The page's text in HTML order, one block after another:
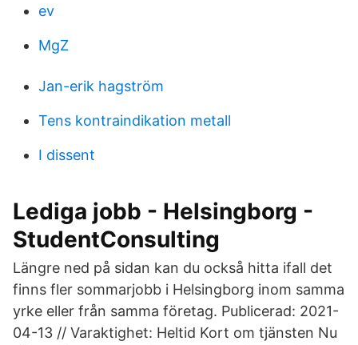
ev
MgZ
Jan-erik hagström
Tens kontraindikation metall
I dissent
Lediga jobb - Helsingborg -
StudentConsulting
Längre ned på sidan kan du också hitta ifall det
finns fler sommarjobb i Helsingborg inom samma
yrke eller från samma företag. Publicerad: 2021-
04-13 // Varaktighet: Heltid Kort om tjänsten Nu